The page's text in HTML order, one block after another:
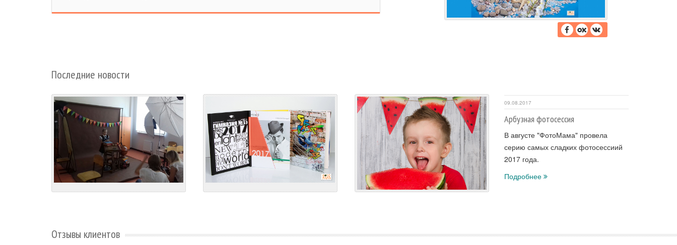
Последние новости
09.08.2017
Арбузная фотосессия
В августе "ФотоМама" провела
серию самых сладких фотосессиий
2017 года.
Подробнее
Отзывы клиентов